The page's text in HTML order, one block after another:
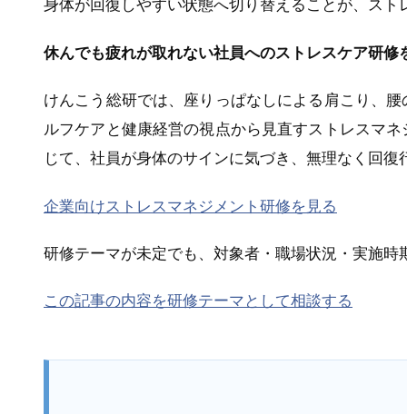
身体が回復しやすい状態へ切り替えることが、ス
休んでも疲れが取れない社員へのストレスケア研修
けんこう総研では、座りっぱなしによる肩こり、
ルフケアと健康経営の視点から見直すストレスマ
じて、社員が身体のサインに気づき、無理なく回
企業向けストレスマネジメント研修を見る
研修テーマが未定でも、対象者・職場状況・実施時
この記事の内容を研修テーマとして相談する